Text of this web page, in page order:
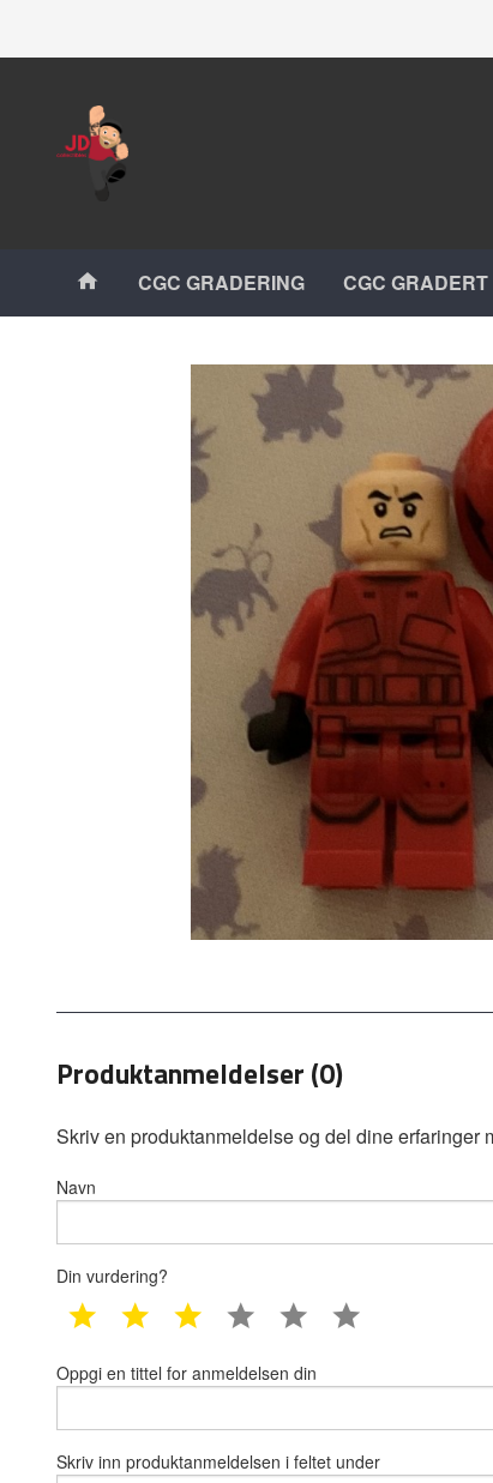
Produkter
CGC GRADERING CGC GRADERT
Produktanmeldelser (0)
Skriv en produktanmeldelse og del dine erfaringer
Navn
Din vurdering?
1 star 2 star 3 star 4 star 5 star
Oppgi en tittel for anmeldelsen din
Skriv inn produktanmeldelsen i feltet under